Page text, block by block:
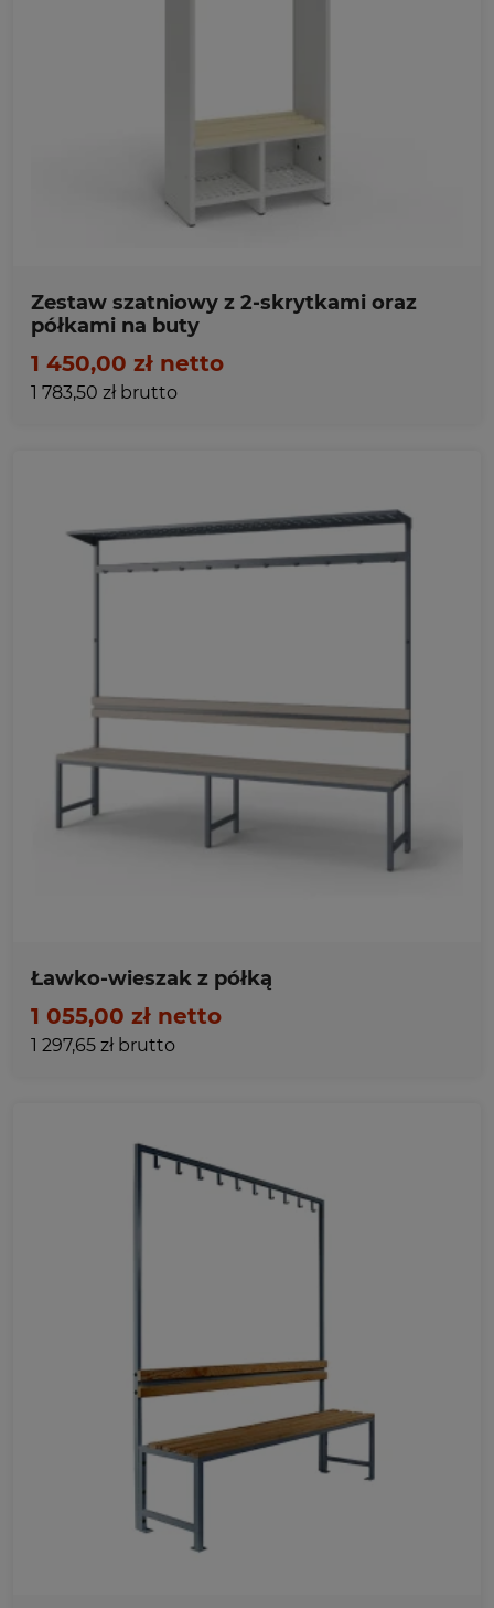
Ulubione
Zestaw szatniowy z 2-skrytkami oraz
półkami na buty
1 450,00 zł netto
1 783,50 zł brutto
Ławko-wieszak z półką
1 055,00 zł netto
1 297,65 zł brutto
Ulubione